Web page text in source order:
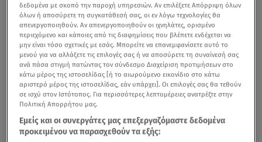
δεδομένα με σκοπό την παροχή υπηρεσιών. Αν επιλέξετε Απόρριψη όλων
όλων ή αποσύρετε τη συγκατάθεσή σας, οι εν λόγω τεχνολογίες θα
απενεργοποιηθούν. Αν απενεργοποιηθούν οι ιχνηλάτες, ορισμένο
περιεχόμενο και κάποιες από τις διαφημίσεις που βλέπετε ενδέχεται να
μην είναι τόσο σχετικές με εσάς. Μπορείτε να επανεμφανίσετε αυτό το
μενού για να αλλάξετε τις επιλογές σας ή να αποσύρετε τη συναίνεσή σας
ανά πάσα στιγμή πατώντας τον σύνδεσμο Διαχείριση προτιμήσεων στο
κάτω μέρος της ιστοσελίδας [ή το αιωρούμενο εικονίδιο στο κάτω
αριστερό μέρος της ιστοσελίδας, εάν υπάρχει]. Οι επιλογές σας θα τεθούν
σε ισχύ στον Ιστότοπος. Για περισσότερες λεπτομέρειες ανατρέξτε στην
Πολιτική Απορρήτου μας.
Εμείς και οι συνεργάτες μας επεξεργαζόμαστε δεδομένα
προκειμένου να παρασχεθούν τα εξής: